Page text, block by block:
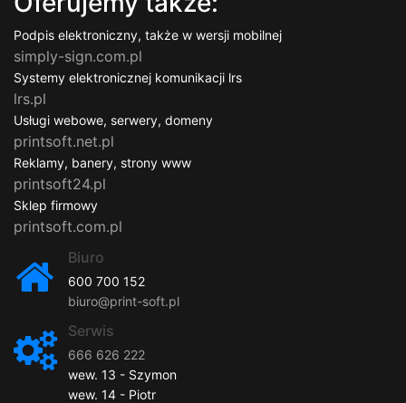
Podpis elektroniczny, także w wersji mobilnej
simply-sign.com.pl
Systemy elektronicznej komunikacji lrs
lrs.pl
Usługi webowe, serwery, domeny
printsoft.net.pl
Reklamy, banery, strony www
printsoft24.pl
Sklep firmowy
printsoft.com.pl
Biuro
600 700 152
biuro@print-soft.pl
Serwis
666 626 222
wew. 13 - Szymon
wew. 14 - Piotr